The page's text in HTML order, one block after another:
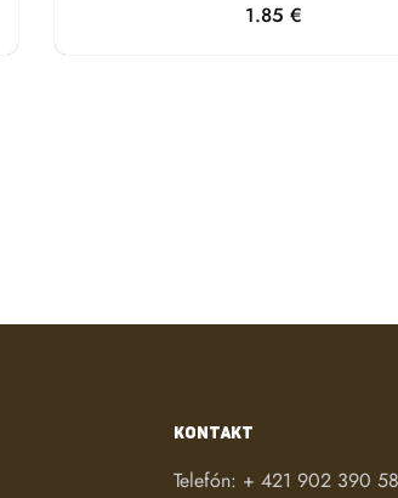
1.85 €
KONTAKT
Telefón: + 421 902 390